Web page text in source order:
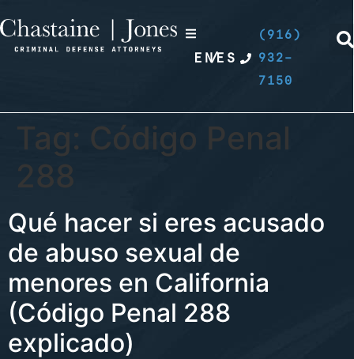
EN
/ES
(916)
932-
7150
Tag: Código Penal
288
Qué hacer si eres acusado
de abuso sexual de
menores en California
(Código Penal 288
explicado)